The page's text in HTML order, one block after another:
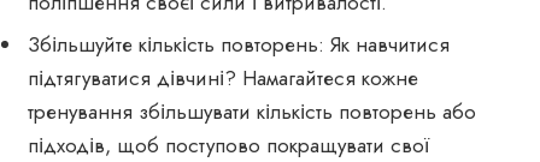
Збільшуйте кількість повторень: Як навчитися
підтягуватися дівчині? Намагайтеся кожне
тренування збільшувати кількість повторень або
підходів, щоб поступово покращувати свої